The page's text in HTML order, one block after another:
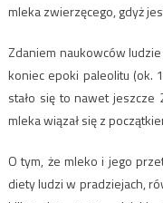
mleka zwierzęcego, gdyż
Zdaniem naukowców
koniec epoki paleolitu (ok.
stało się to nawet jeszcze
mleka wiązał się z
O tym, że mleko i jego
diety ludzi w pradziejach,